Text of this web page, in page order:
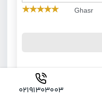
02191303003
Ghasr
★
★
★
★
★